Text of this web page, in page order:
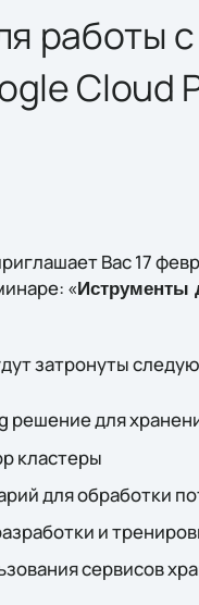
работы
Cloud
Вас 17
«Иструменты
затронуты
решение для
кластеры
для обработки
и
сервисов